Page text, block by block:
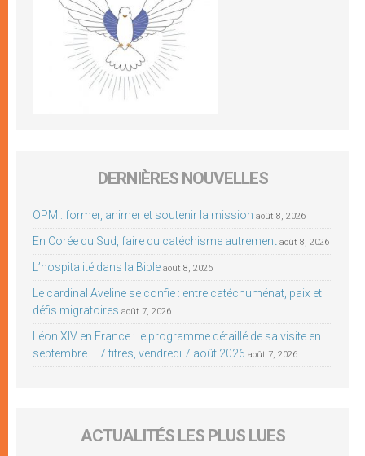
DERNIÈRES NOUVELLES
OPM : former, animer et soutenir la mission août 8, 2026
En Corée du Sud, faire du catéchisme autrement août 8, 2026
L’hospitalité dans la Bible août 8, 2026
Le cardinal Aveline se confie : entre catéchuménat, paix et
défis migratoires août 7, 2026
Léon XIV en France : le programme détaillé de sa visite en
septembre – 7 titres, vendredi 7 août 2026 août 7, 2026
ACTUALITÉS LES PLUS LUES